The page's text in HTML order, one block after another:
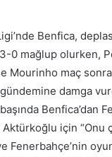
göndermek
Benfica,
0 mağlup olurken,
maç
damga
Benfica’dan
için “Onu
Fenerbahçe’nin